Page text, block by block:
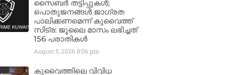
സൈബർ തട്ടിപ്പുകൾ;
പൊതുജനങ്ങൾ ജാഗ്രത
പാലിക്കണമെന്ന് കുവൈത്ത്
സിട്ര: ജൂലൈ മാസം ലഭിച്ചത്
156 പരാതികൾ
August 5, 2026 8:06 pm
കുവൈത്തിലെ വിവിധ